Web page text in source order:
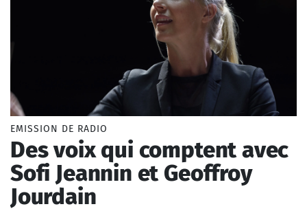
EMISSION DE RADIO
Des voix qui comptent avec
Sofi Jeannin et Geoffroy
Jourdain